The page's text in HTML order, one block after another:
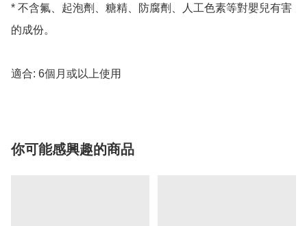
* 不含氟、起泡劑、糖精、防腐劑、人工色素等對嬰兒有害
的成份。
適合: 6個月或以上使用
你可能感興趣的商品